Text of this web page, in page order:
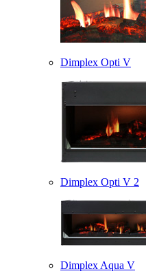
Dimplex Opti V
Dimplex Opti V 2
Dimplex Aqua V